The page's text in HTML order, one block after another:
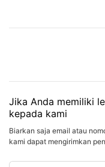
Jika Anda memiliki
kepada kami
Biarkan saja email atau
kami dapat mengirimkan